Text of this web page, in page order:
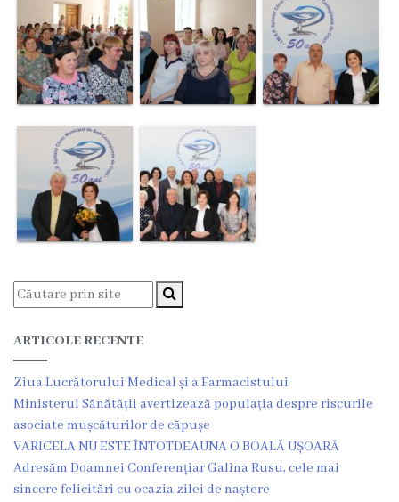
răspundere
managerială
Medicilor
Protocoale
clinice
naționale
medicală
utilă
Publicații
proprii
Clinica
universitară
ARTICOLE RECENTE
Ziua Lucrătorului Medical și a Farmacistului
Ministerul Sănătății avertizează populația despre riscurile
asociate mușcăturilor de căpușe
VARICELA NU ESTE ÎNTOTDEAUNA O BOALĂ UȘOARĂ
Adresăm Doamnei Conferențiar Galina Rusu, cele mai
sincere felicitări cu ocazia zilei de naștere